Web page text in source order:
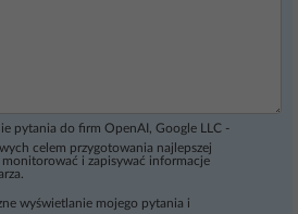
pytania do firm OpenAI, Google LLC -
celem przygotowania najlepszej
i zapisywać informacje
wyświetlanie mojego pytania i